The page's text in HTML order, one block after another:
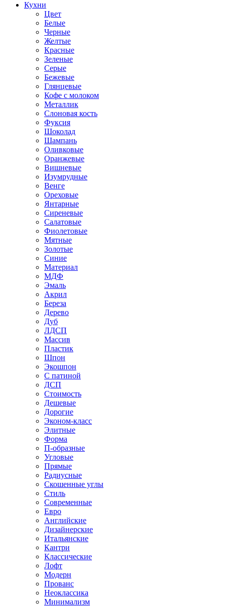
Кухни
Цвет
Белые
Черные
Желтые
Красные
Зеленые
Серые
Бежевые
Глянцевые
Кофе с молоком
Металлик
Слоновая кость
Фуксия
Шоколад
Шампань
Оливковые
Оранжевые
Вишневые
Изумрудные
Венге
Ореховые
Янтарные
Сиреневые
Салатовые
Фиолетовые
Мятные
Золотые
Синие
Материал
МДФ
Эмаль
Акрил
Береза
Дерево
Дуб
ЛДСП
Массив
Пластик
Шпон
Экошпон
С патиной
ДСП
Стоимость
Дешевые
Дорогие
Эконом-класс
Элитные
Форма
П-образные
Угловые
Прямые
Радиусные
Скошенные углы
Стиль
Современные
Евро
Английские
Дизайнерские
Итальянские
Кантри
Классические
Лофт
Модерн
Прованс
Неоклассика
Минимализм